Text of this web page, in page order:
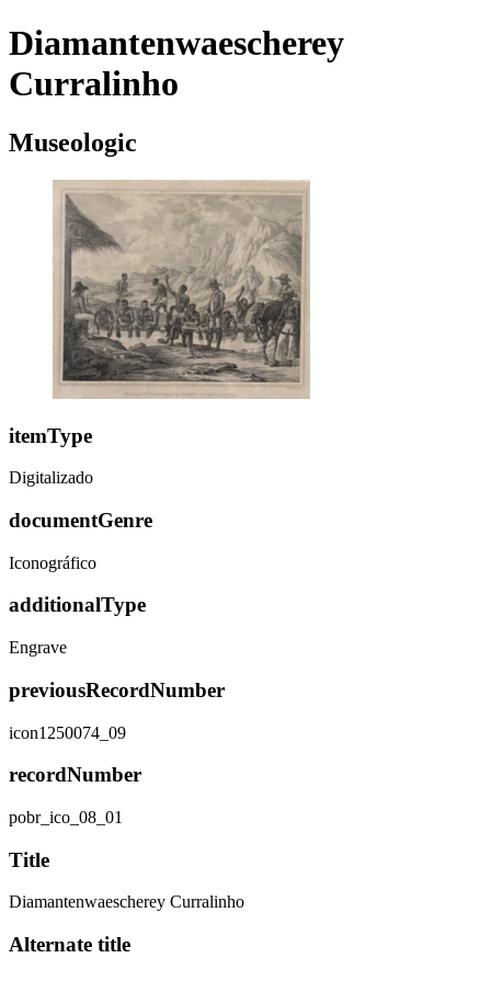
Diamantenwaescherey
Curralinho
Museologic
itemType
Digitalizado
documentGenre
Iconográfico
additionalType
Engrave
previousRecordNumber
icon1250074_09
recordNumber
pobr_ico_08_01
Title
Diamantenwaescherey Curralinho
Alternate title